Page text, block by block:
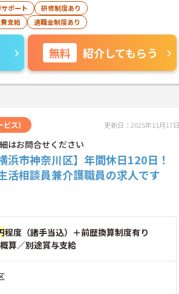
ポート
研修制度あり
支給 退職金制度あり
無料 紹介してもらう
ス） 更新日：2025年11月17日
お問合せください
浜市神奈川区】年間休日120日！
活相談員兼介護職員の求人です
程度（諸手当込）＋前歴換算制度有り
概算／別途賞与支給